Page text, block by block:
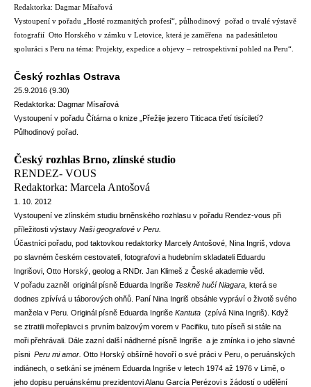
Redaktorka: Dagmar Mísařová
Vystoupení v pořadu „Hosté rozmanitých profesí“, půlhodinový pořad o trvalé výstavě
fotografií Otto Horského v zámku v Letovice, která je zaměřena na padesátiletou
spoluráci s Peru na téma: Projekty, expedice a objevy – retrospektivní pohled na Peru“.
Český rozhlas Ostrava
25.9.2016 (9.30)
Redaktorka: Dagmar Mísařová
Vystoupení v pořadu Čítárna o knize „Přežije jezero Titicaca třetí tisíciletí?
Půlhodinový pořad.
Český rozhlas Brno, zlínské studio
RENDEZ- VOUS
Redaktorka: Marcela Antošová
1. 10. 2012
Vystoupení ve zlínském studiu brněnského rozhlasu v pořadu Rendez-vous při
příležitosti výstavy Naši geografové v Peru.
Účastníci pořadu, pod taktovkou redaktorky Marcely Antošové, Nina Ingriš, vdova
po slavném českém cestovateli, fotografovi a hudebním skladateli Eduardu
Ingrišovi, Otto Horský, geolog a RNDr. Jan Klimeš z České akademie věd.
V pořadu zazněl originál písně Eduarda Ingriše Teskně hučí Niagara, která se
dodnes zpívívá u táborových ohňů. Paní Nina Ingriš obsáhle vypráví o životě svého
manžela v Peru. Originál písně Eduarda Ingriše Kantuta (zpívá Nina Ingriš). Když
se ztratili mořeplavci s prvním balzovým vorem v Pacifiku, tuto píseň si stále na
moři přehrávali. Dále zazní další nádherné písně Ingriše a je zmínka i o jeho slavné
písni Peru mi amor. Otto Horský obšírně hovoří o své práci v Peru, o peruánských
indiánech, o setkání se jménem Eduarda Ingriše v letech 1974 až 1976 v Limě, o
jeho dopisu peruánskému prezidentovi Alanu García Perézovi s žádostí o udělění